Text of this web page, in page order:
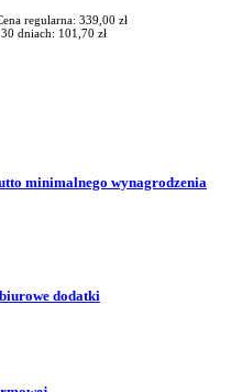
regularna: 339,00 zł
dniach: 101,70 zł
minimalnego wynagrodzenia
dodatki